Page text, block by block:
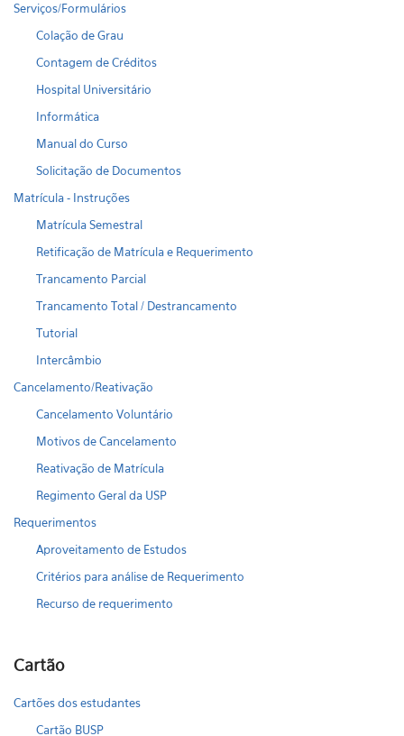
Serviços/Formulários
Colação de Grau
Contagem de Créditos
Hospital Universitário
Informática
Manual do Curso
Solicitação de Documentos
Matrícula - Instruções
Matrícula Semestral
Retificação de Matrícula e Requerimento
Trancamento Parcial
Trancamento Total / Destrancamento
Tutorial
Intercâmbio
Cancelamento/Reativação
Cancelamento Voluntário
Motivos de Cancelamento
Reativação de Matrícula
Regimento Geral da USP
Requerimentos
Aproveitamento de Estudos
Critérios para análise de Requerimento
Recurso de requerimento
Cartão
Cartões dos estudantes
Cartão BUSP